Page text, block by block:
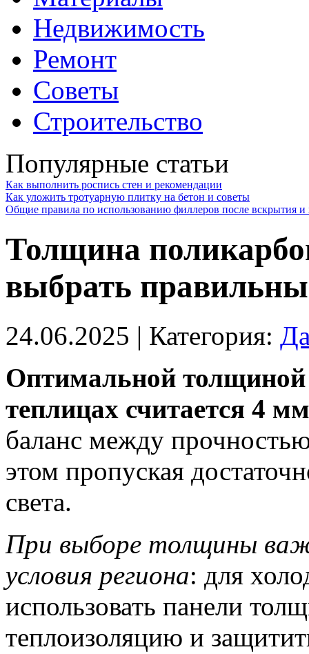
Недвижимость
Ремонт
Советы
Строительство
Популярные статьи
Как выполнить роспись стен и рекомендации
Как уложить тротуарную плитку на бетон и советы
Общие правила по использованию филлеров после вскрытия и
Толщина
выбрать
24.06.2025 | Категория:
Оптимальной толщиной
теплицах считается 4
баланс между
этом пропуская
света.
При выборе толщины
условия региона: для
использовать панели
теплоизоляцию и